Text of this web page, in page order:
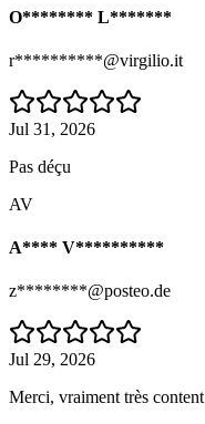
O******** L*******
r**********@virgilio.it
Jul 31, 2026
Pas déçu
AV
A**** V**********
z********@posteo.de
Jul 29, 2026
Merci, vraiment très content